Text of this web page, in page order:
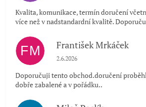
Kvalita, komunikace, termín doručení
více než v nadstandardní kvalitě.
FM František Mrkáček
Hodnocení obchodu je 5 z 5
2.6.2026
Doporučuji tento obchod.doručení
dobře zabalené a v pořádku..